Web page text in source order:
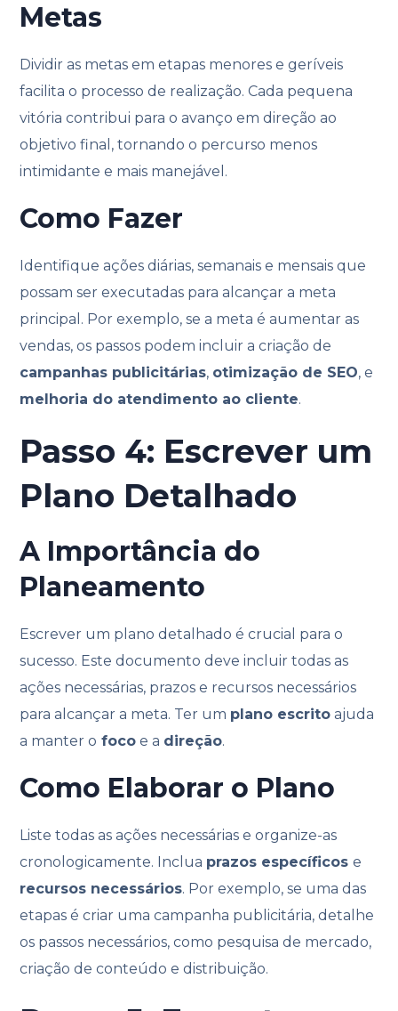
Metas
Dividir as metas em etapas menores e geríveis
facilita o processo de realização. Cada pequena
vitória contribui para o avanço em direção ao
objetivo final, tornando o percurso menos
intimidante e mais manejável.
Como Fazer
Identifique ações diárias, semanais e mensais que
possam ser executadas para alcançar a meta
principal. Por exemplo, se a meta é aumentar as
vendas, os passos podem incluir a criação de
campanhas publicitárias, otimização de SEO, e
melhoria do atendimento ao cliente.
Passo 4: Escrever um
Plano Detalhado
A Importância do
Planeamento
Escrever um plano detalhado é crucial para o
sucesso. Este documento deve incluir todas as
ações necessárias, prazos e recursos necessários
para alcançar a meta. Ter um plano escrito ajuda
a manter o foco e a direção.
Como Elaborar o Plano
Liste todas as ações necessárias e organize-as
cronologicamente. Inclua prazos específicose
recursos necessários. Por exemplo, se uma das
etapas é criar uma campanha publicitária, detalhe
os passos necessários, como pesquisa de mercado,
criação de conteúdo e distribuição.